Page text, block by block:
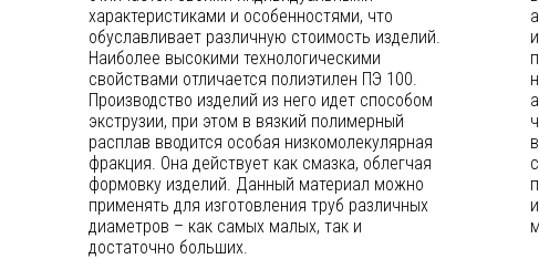
характеристиками и особенностями, что
обуславливает различную стоимость изделий.
Наиболее высокими технологическими
свойствами отличается полиэтилен ПЭ 100.
Производство изделий из него идет способом
экструзии, при этом в вязкий полимерный
расплав вводится особая низкомолекулярная
фракция. Она действует как смазка, облегчая
формовку изделий. Данный материал можно
применять для изготовления труб различных
диаметров – как самых малых, так и
достаточно больших.